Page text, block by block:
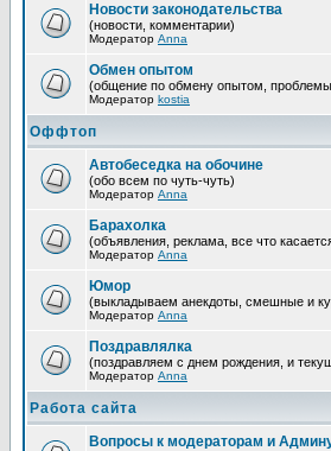
Новости законодательства
(новости, комментарии)
Модератор Anna
Обмен опытом
(общение по обмену опытом,
Модератор kostia
Оффтоп
Автобеседка на обочине
(обо всем по чуть-чуть)
Модератор Anna
Барахолка
(объявления, реклама, все что
Модератор Anna
Юмор
(выкладываем анекдоты, смешные и
Модератор Anna
Поздравлялка
(поздравляем с днем рождения, и
Модератор Anna
Работа сайта
Вопросы к модераторам и